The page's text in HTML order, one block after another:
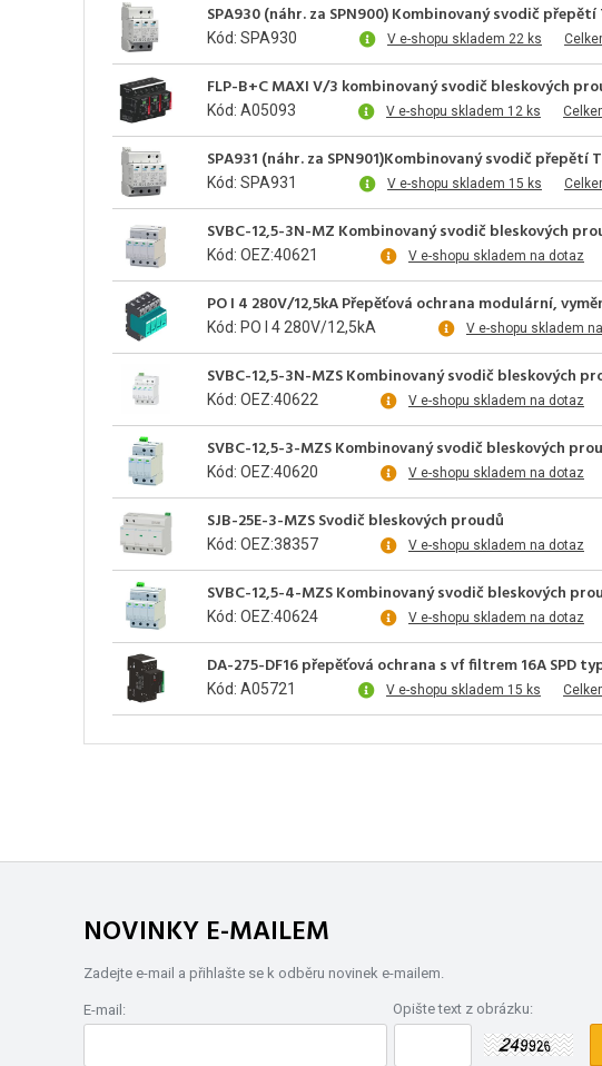
SPA930 (náhr. za SPN900) Kombinovaný svodič
Kód: SPA930 V e-shopu skladem 22 ks
FLP-B+C MAXI V/3 kombinovaný svodič bleskových
Kód: A05093 V e-shopu skladem 12 ks
SPA931 (náhr. za SPN901)Kombinovaný svodič přepětí
Kód: SPA931 V e-shopu skladem 15 ks
SVBC-12,5-3N-MZ Kombinovaný svodič bleskových
Kód: OEZ:40621 V e-shopu skladem na dotaz
PO I 4 280V/12,5kA Přepěťová ochrana modulární,
Kód: PO I 4 280V/12,5kA V e-shopu skladem
SVBC-12,5-3N-MZS Kombinovaný svodič bleskových
Kód: OEZ:40622 V e-shopu skladem na dotaz
SVBC-12,5-3-MZS Kombinovaný svodič bleskových
Kód: OEZ:40620 V e-shopu skladem na dotaz
SJB-25E-3-MZS Svodič bleskových proudů
Kód: OEZ:38357 V e-shopu skladem na dotaz
SVBC-12,5-4-MZS Kombinovaný svodič bleskových
Kód: OEZ:40624 V e-shopu skladem na dotaz
DA-275-DF16 přepěťová ochrana s vf filtrem 16A SPD
Kód: A05721 V e-shopu skladem 15 ks
NOVINKY E-MAILEM
Zadejte e-mail a přihlašte se k odběru novinek e-mailem.
E-mail: Opište text z obrázku: